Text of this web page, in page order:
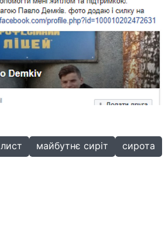
лист майбутнє сиріт
сирота